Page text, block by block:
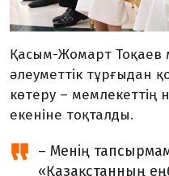
Қасым-Жомарт Тоқаев
әлеуметтік тұрғыдан
көтеру – мемлекеттің
екеніне тоқталды.
– Менің
«Қазақстанның